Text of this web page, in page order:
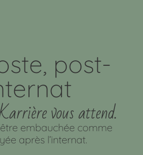
post-
vous attend.
embauchée comme
après l’internat.